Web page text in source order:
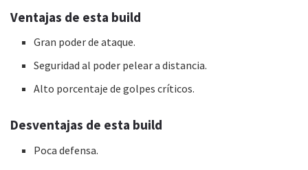
Ventajas de esta build
Gran poder de ataque.
Seguridad al poder pelear a distancia.
Alto porcentaje de golpes críticos.
Desventajas de esta build
Poca defensa.